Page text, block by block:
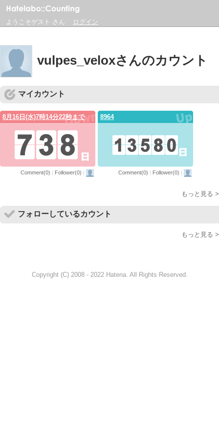
ようこそゲスト さん ログイン
vulpes_veloxさんのカウント
マイカウント
8月16日(水)7時14分22秒まで
Comment(0) Follower(0)
8964
Comment(0) Follower(0)
もっと見る >
フォローしているカウント
もっと見る >
Copyright (C) 2008 - 2022 Hatena. All Rights Reserved.